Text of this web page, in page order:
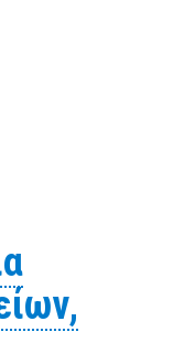
υποβολής
σχεδιαστικού